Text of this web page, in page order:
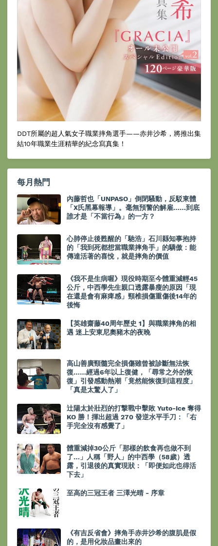
DDT所屬的超人氣女子職業摔角選手——赤井沙希，將推出集
結10年職業生涯精華的紀念寫真集！
每月熱門
內藤哲也「UNPASO」倒閉騷動，反駁東體
「X氏黑幕報導」。毫無預警的解雇……到底
誰才是「不當行為」的一方？
心肺停止後甦醒的「馳浩」石川縣知事抱持
的「我到死都想當職業摔角手」的驕傲：能
傳達活著的喜悅，就是摔角的價值
《我不是生病喔》現役時期至今體重減輕45
公斤，中西學先生親口透露暴瘦的原因「現
在還是會有麻痺感」頸椎損傷重傷後14年的
後悔
【英雄齋藤40周年歷史 1】與職業摔角的相
遇 迷上安東尼奧豬木的夜晚
高山善廣頸髓完全損傷雖曾被診斷無法恢
復……經過6年以上復健，「尋常之外的恢
復」引發感動熱潮「竟然能恢復到這程度」
「真是太驚人了」
辻陽太於壯烈的打撃戰中擊敗 Yuto-Ice 奪得
KO 勝！揮出超過 270 發逆水平手刀：「右
手完全沒有感覺了」
體重減掉30公斤「那樣的飲食再也做不到
了…」人稱「野人」的中西學（58歲）透
露，引退後的真實現狀：「即便如此也得活
下去」
至高的三冠王者 三澤光晴 - 序章
《有吉反省會》摔角手赤井沙希的腹肌是假
的，是用化妝品畫出來的